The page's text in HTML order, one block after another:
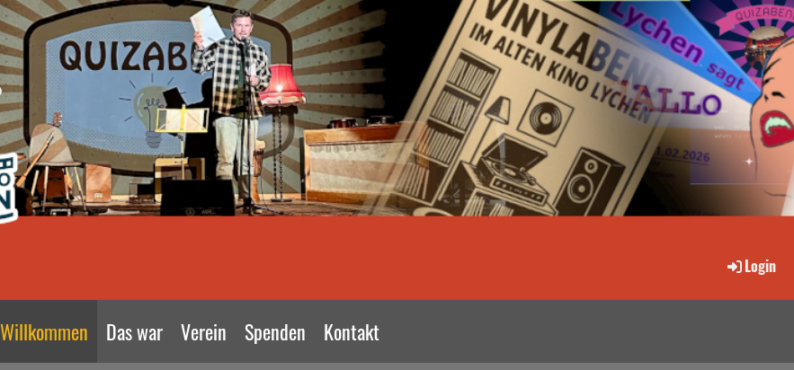
Login
Willkommen Das war Verein Spenden Kontakt